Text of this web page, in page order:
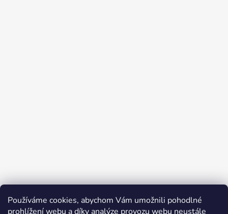
Používáme cookies, abychom Vám umožnili pohodlné
prohlížení webu a díky analýze provozu webu neustále